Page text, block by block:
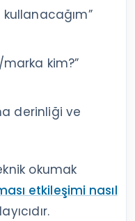
kullanacağım”
marka kim?”
derinliği ve
okumak
etkileşimi nasıl